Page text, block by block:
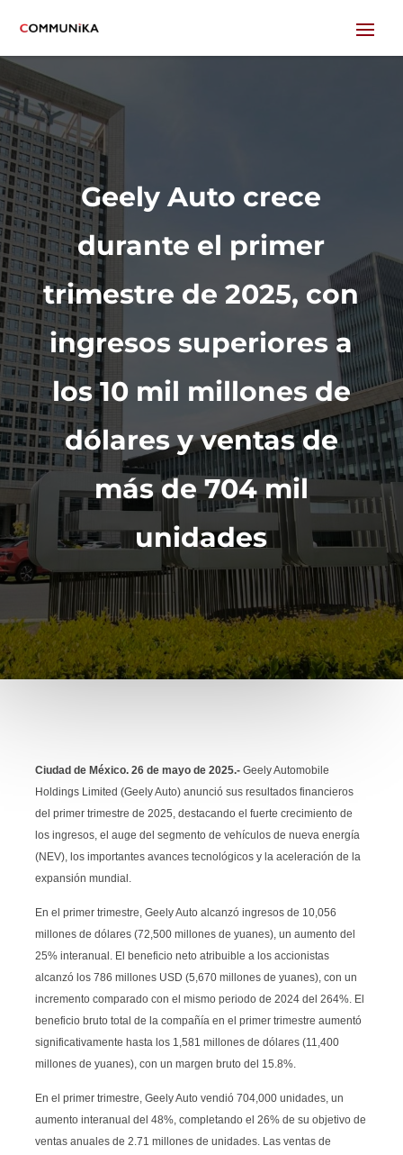
Geely Auto crece
durante el primer
trimestre de 2025, con
ingresos superiores a
los 10 mil millones de
dólares y ventas de
más de 704 mil
unidades
Ciudad de México. 26 de mayo de 2025.-Geely Automobile
Holdings Limited (Geely Auto) anunció sus resultados financieros
del primer trimestre de 2025, destacando el fuerte crecimiento de
los ingresos, el auge del segmento de vehículos de nueva energía
(NEV), los importantes avances tecnológicos y la aceleración de la
expansión mundial.
En el primer trimestre, Geely Auto alcanzó ingresos de 10,056
millones de dólares (72,500 millones de yuanes), un aumento del
25% interanual. El beneficio neto atribuible a los accionistas
alcanzó los 786 millones USD (5,670 millones de yuanes), con un
incremento comparado con el mismo periodo de 2024 del 264%. El
beneficio bruto total de la compañía en el primer trimestre aumentó
significativamente hasta los 1,581 millones de dólares (11,400
millones de yuanes), con un margen bruto del 15.8%.
En el primer trimestre, Geely Auto vendió 704,000 unidades, un
aumento interanual del 48%, completando el 26% de su objetivo de
ventas anuales de 2.71 millones de unidades. Las ventas de